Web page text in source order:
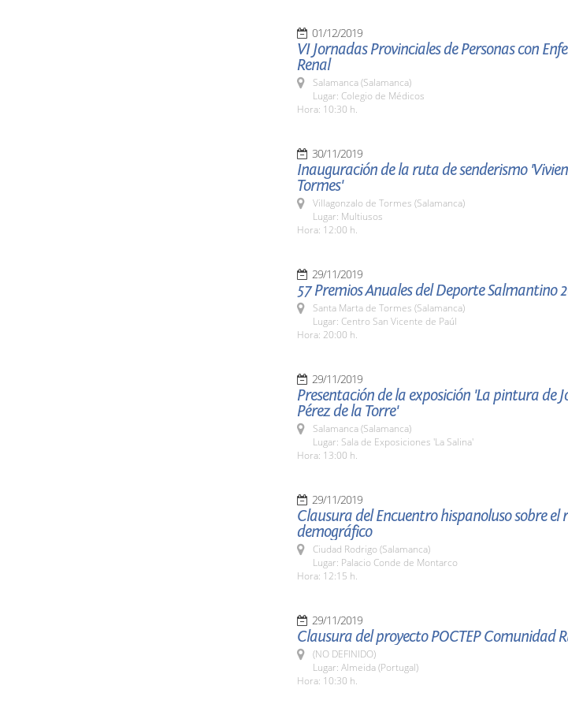
01/12/2019
VI Jornadas Provinciales de Personas con
Renal
Salamanca (Salamanca)
Lugar: Colegio de Médicos
Hora: 10:30 h.
30/11/2019
Inauguración de la ruta de senderismo
Tormes'
Villagonzalo de Tormes (Salamanca)
Lugar: Multiusos
Hora: 12:00 h.
29/11/2019
57 Premios Anuales del Deporte Salmantino
Santa Marta de Tormes (Salamanca)
Lugar: Centro San Vicente de Paúl
Hora: 20:00 h.
29/11/2019
Presentación de la exposición 'La pintura de
Pérez de la Torre'
Salamanca (Salamanca)
Lugar: Sala de Exposiciones 'La Salina'
Hora: 13:00 h.
29/11/2019
Clausura del Encuentro hispanoluso sobre el
demográfico
Ciudad Rodrigo (Salamanca)
Lugar: Palacio Conde de Montarco
Hora: 12:15 h.
29/11/2019
Clausura del proyecto POCTEP Comunidad
(NO DEFINIDO)
Lugar: Almeida (Portugal)
Hora: 10:30 h.